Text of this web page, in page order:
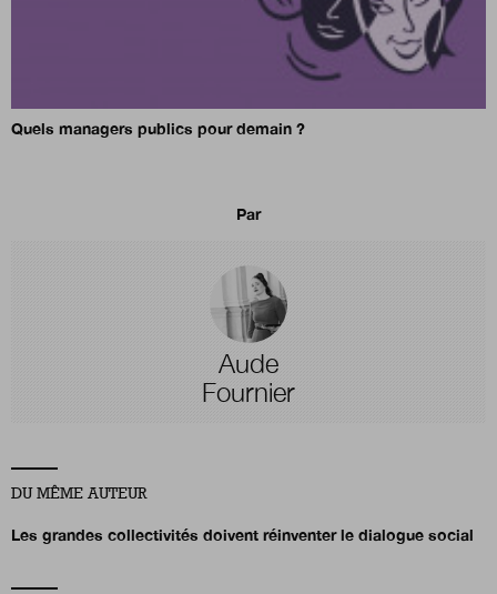
Quels managers publics pour demain ?
Par
Aude
Fournier
DU MÊME AUTEUR
Les grandes collectivités doivent réinventer le dialogue social